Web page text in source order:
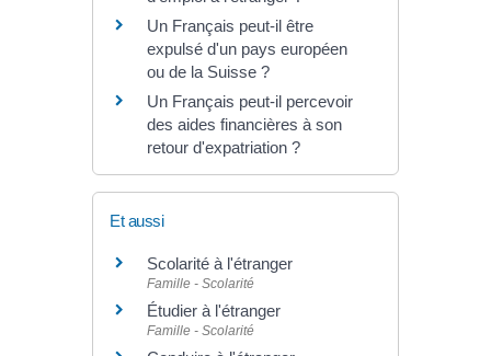
Un Français peut-il être
expulsé d'un pays européen
ou de la Suisse ?
Un Français peut-il percevoir
des aides financières à son
retour d'expatriation ?
Et aussi
Scolarité à l'étranger
Famille - Scolarité
Étudier à l'étranger
Famille - Scolarité